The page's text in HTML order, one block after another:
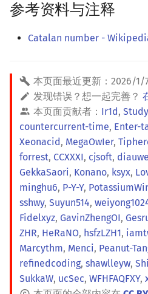
参考资料与注释
Catalan number -
本页面最近更新： 2026/1/
发现错误？想一起完善？
本页面贡献者： Ir1d,
countercurrent-time, Enter-
Xeonacid, MegaOwIer,
forrest, CCXXXI, cjsoft,
GekkaSaori, Konano, ksyx,
minghu6, P-Y-Y,
sshwy, Suyun514,
Fidelxyz, GavinZhengOI,
ZHR, HeRaNO, hsfzLZH1,
Marcythm, Menci, Peanut-
refinedcoding, shawlleyw,
SukkaW, ucSec, WFHFAQFXY,